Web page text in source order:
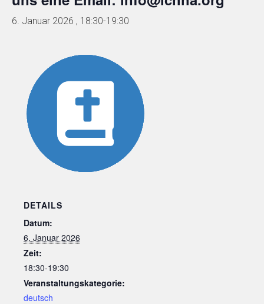
6. Januar 2026 , 18:30-19:30
DETAILS
Datum:
6. Januar 2026
Zeit:
18:30-19:30
Veranstaltungskategorie:
deutsch